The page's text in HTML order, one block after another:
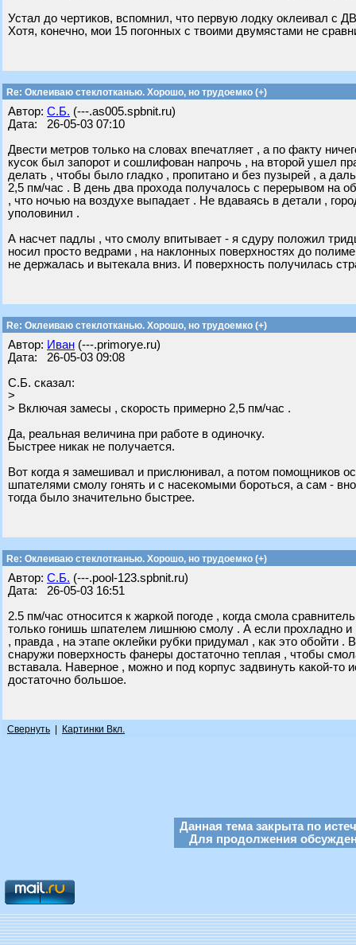
Устал до чертиков, вспомнил, что первую лодку оклеивал с
Хотя, конечно, мои 15 погонных с твоими двумястами не
Re: Оклеиваю стеклотканью. Хорошо, но трудоемко (+)
Автор: С.Б. (---.as005.spbnit.ru)
Дата: 26-05-03 07:10
Двести метров только на словах впечатляет , а по факту
кусок был запорот и сошлифован напрочь , на второй ушел
делать , чтобы было гладко , пропитано и без пузырей , а
2,5 пм/час . В день два прохода получалось с перерывом на
, что ночью на воздухе выпадает . Не вдаваясь в детали ,
уполовинил .
А насчет падлы , что смолу впитывает - я сдуру положил
носил просто ведрами , на наклонных поверхностях до
не держалась и вытекала вниз. И поверхность получилась
Re: Оклеиваю стеклотканью. Хорошо, но трудоемко (+)
Автор: Иван (---.primorye.ru)
Дата: 26-05-03 09:08
С.Б. сказал:
>
> Включая замесы , скорость примерно 2,5 пм/час .
Да, реальная величина при работе в одиночку.
Быстрее никак не получается.
Вот когда я замешивал и прислюнивал, а потом помощников
шпателями смолу гонять и с насекомыми бороться, а сам -
тогда было значительно быстрее.
Re: Оклеиваю стеклотканью. Хорошо, но трудоемко (+)
Автор: С.Б. (---.pool-123.spbnit.ru)
Дата: 26-05-03 16:51
2.5 пм/час относится к жаркой погоде , когда смола
только гонишь шпателем лишнюю смолу . А если прохладно
, правда , на этапе оклейки рубки придумал , как это обойти .
снаружи поверхность фанеры достаточно теплая , чтобы
вставала. Наверное , можно и под корпус задвинуть какой-то
достаточно большое.
Свернуть Картинки Вкл.
Данная тема закрыта по
Для продолжения